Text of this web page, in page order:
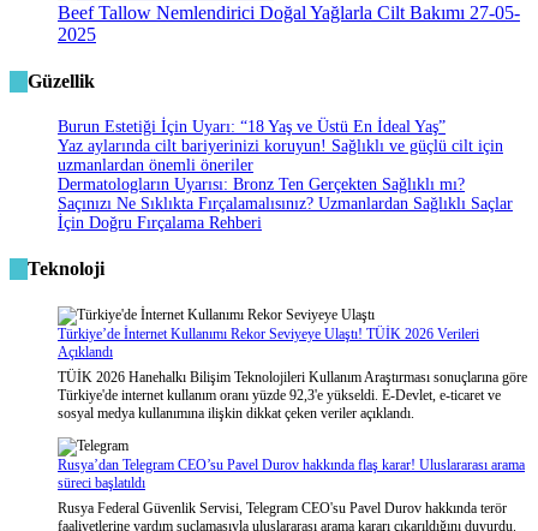
Beef Tallow Nemlendirici Doğal Yağlarla Cilt Bakımı 27-05-
2025
Güzellik
Burun Estetiği İçin Uyarı: “18 Yaş ve Üstü En İdeal Yaş”
Yaz aylarında cilt bariyerinizi koruyun! Sağlıklı ve güçlü cilt için
uzmanlardan önemli öneriler
Dermatologların Uyarısı: Bronz Ten Gerçekten Sağlıklı mı?
Saçınızı Ne Sıklıkta Fırçalamalısınız? Uzmanlardan Sağlıklı Saçlar
İçin Doğru Fırçalama Rehberi
Teknoloji
Türkiye’de İnternet Kullanımı Rekor Seviyeye Ulaştı! TÜİK 2026 Verileri
Açıklandı
TÜİK 2026 Hanehalkı Bilişim Teknolojileri Kullanım Araştırması sonuçlarına göre
Türkiye'de internet kullanım oranı yüzde 92,3'e yükseldi. E-Devlet, e-ticaret ve
sosyal medya kullanımına ilişkin dikkat çeken veriler açıklandı.
Rusya’dan Telegram CEO’su Pavel Durov hakkında flaş karar! Uluslararası arama
süreci başlatıldı
Rusya Federal Güvenlik Servisi, Telegram CEO'su Pavel Durov hakkında terör
faaliyetlerine yardım suçlamasıyla uluslararası arama kararı çıkarıldığını duyurdu.